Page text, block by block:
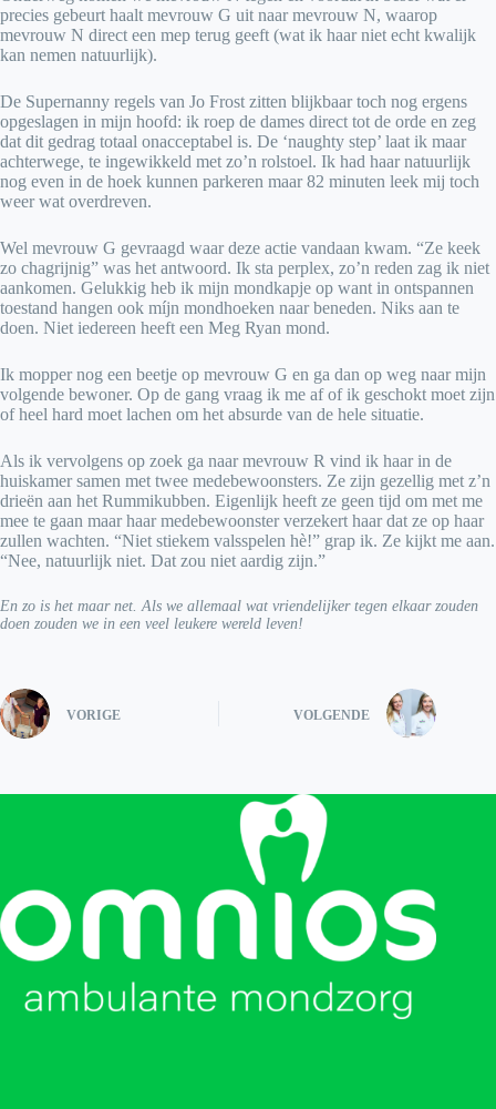
precies gebeurt haalt mevrouw G uit naar mevrouw N, waarop
mevrouw N direct een mep terug geeft (wat ik haar niet echt kwalijk
kan nemen natuurlijk).
De Supernanny regels van Jo Frost zitten blijkbaar toch nog ergens
opgeslagen in mijn hoofd: ik roep de dames direct tot de orde en zeg
dat dit gedrag totaal onacceptabel is. De ‘naughty step’ laat ik maar
achterwege, te ingewikkeld met zo’n rolstoel. Ik had haar natuurlijk
nog even in de hoek kunnen parkeren maar 82 minuten leek mij toch
weer wat overdreven.
Wel mevrouw G gevraagd waar deze actie vandaan kwam. “Ze keek
zo chagrijnig” was het antwoord. Ik sta perplex, zo’n reden zag ik niet
aankomen. Gelukkig heb ik mijn mondkapje op want in ontspannen
toestand hangen ook míjn mondhoeken naar beneden. Niks aan te
doen. Niet iedereen heeft een Meg Ryan mond.
Ik mopper nog een beetje op mevrouw G en ga dan op weg naar mijn
volgende bewoner. Op de gang vraag ik me af of ik geschokt moet zijn
of heel hard moet lachen om het absurde van de hele situatie.
Als ik vervolgens op zoek ga naar mevrouw R vind ik haar in de
huiskamer samen met twee medebewoonsters. Ze zijn gezellig met z’n
drieën aan het Rummikubben. Eigenlijk heeft ze geen tijd om met me
mee te gaan maar haar medebewoonster verzekert haar dat ze op haar
zullen wachten. “Niet stiekem valsspelen hè!” grap ik. Ze kijkt me aan.
“Nee, natuurlijk niet. Dat zou niet aardig zijn.”
En zo is het maar net. Als we allemaal wat vriendelijker tegen elkaar zouden
doen zouden we in een veel leukere wereld leven!
VORIGE VOLGENDE